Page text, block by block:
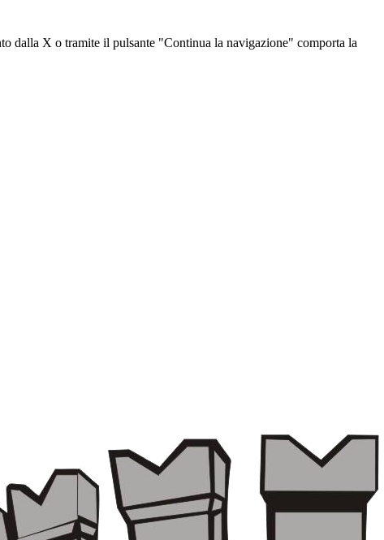
dalla X o tramite il pulsante "Continua la navigazione" comporta la